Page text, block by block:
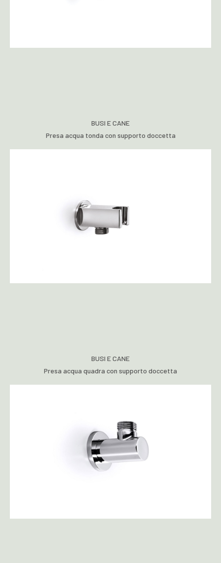
BUSI E CANE
Presa acqua tonda con supporto doccetta
BUSI E CANE
Presa acqua quadra con supporto doccetta